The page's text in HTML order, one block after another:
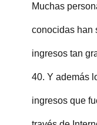
Muchas
conocidas han
ingresos tan
40. Y además
ingresos que